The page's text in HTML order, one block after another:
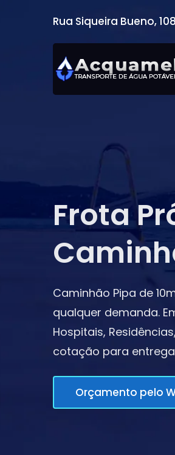
Rua Siqueira Bueno,
Frota
Caminhão Pipa de
qualquer demanda.
Hospitais,
cotação para
Orçamento pelo